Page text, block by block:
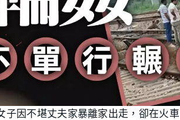
子因不堪丈夫家暴離家出走，卻在火